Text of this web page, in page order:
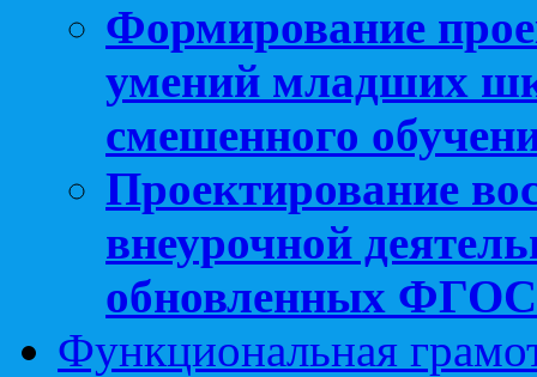
Формирование
умений младших
смешенного
Проектирование
внеурочной
обновленных
Функциональная